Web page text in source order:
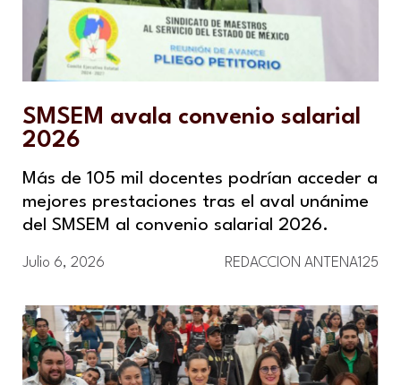
SMSEM avala convenio salarial
2026
Más de 105 mil docentes podrían acceder a
mejores prestaciones tras el aval unánime
del SMSEM al convenio salarial 2026.
Julio 6, 2026 REDACCION ANTENA125